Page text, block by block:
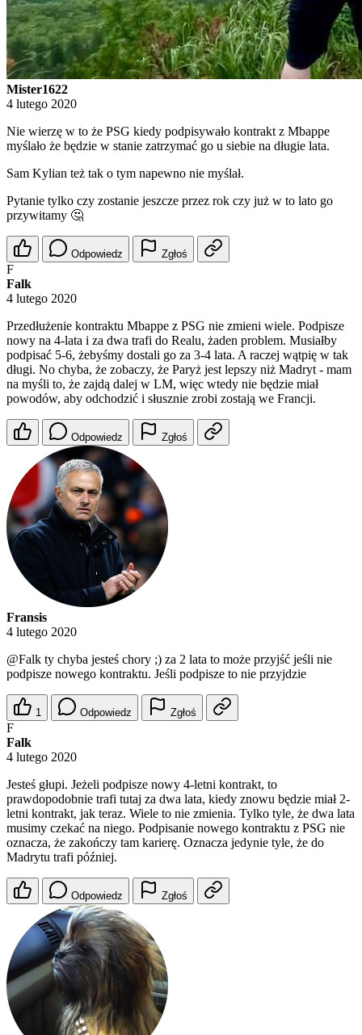
Mister1622
4 lutego 2020
Nie wierzę w to że PSG kiedy podpisywało kontrakt z Mbappe
myślało że będzie w stanie zatrzymać go u siebie na długie lata.
Sam Kylian też tak o tym napewno nie myślał.
Pytanie tylko czy zostanie jeszcze przez rok czy już w to lato go
przywitamy 🤔
Odpowiedz Zgłoś
F
Falk
4 lutego 2020
Przedłużenie kontraktu Mbappe z PSG nie zmieni wiele. Podpisze
nowy na 4-lata i za dwa trafi do Realu, żaden problem. Musiałby
podpisać 5-6, żebyśmy dostali go za 3-4 lata. A raczej wątpię w tak
długi. No chyba, że zobaczy, że Paryż jest lepszy niż Madryt - mam
na myśli to, że zajdą dalej w LM, więc wtedy nie będzie miał
powodów, aby odchodzić i słusznie zrobi zostają we Francji.
Odpowiedz Zgłoś
Fransis
4 lutego 2020
@Falk ty chyba jesteś chory ;) za 2 lata to może przyjść jeśli nie
podpisze nowego kontraktu. Jeśli podpisze to nie przyjdzie
1 Odpowiedz Zgłoś
F
Falk
4 lutego 2020
Jesteś głupi. Jeżeli podpisze nowy 4-letni kontrakt, to
prawdopodobnie trafi tutaj za dwa lata, kiedy znowu będzie miał 2-
letni kontrakt, jak teraz. Wiele to nie zmienia. Tylko tyle, że dwa lata
musimy czekać na niego. Podpisanie nowego kontraktu z PSG nie
oznacza, że zakończy tam karierę. Oznacza jedynie tyle, że do
Madrytu trafi później.
Odpowiedz Zgłoś